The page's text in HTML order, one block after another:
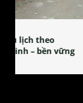
Làng làm
tỏa đặc sản